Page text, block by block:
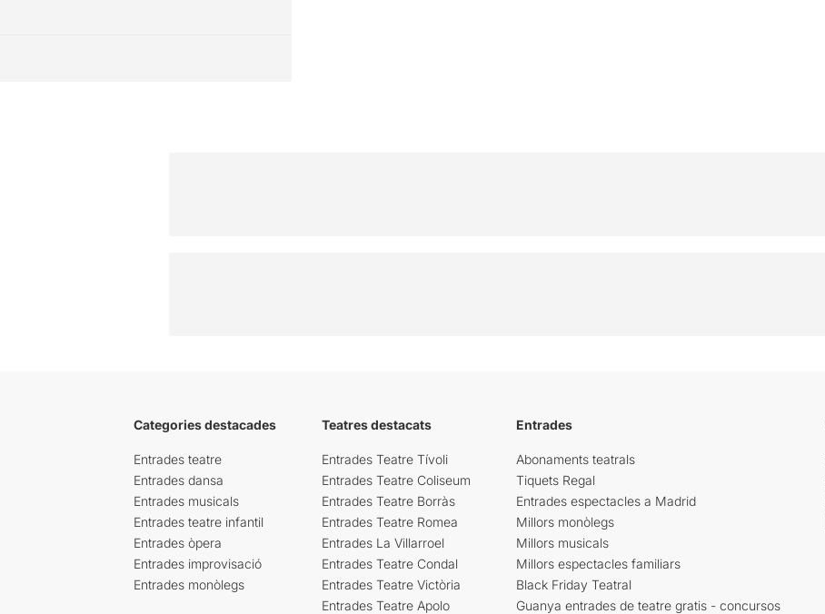
Categories destacades
Entrades teatre
Entrades dansa
Entrades musicals
Entrades teatre infantil
Entrades òpera
Entrades improvisació
Entrades monòlegs
Teatres destacats
Entrades Teatre Tívoli
Entrades Teatre Coliseum
Entrades Teatre Borràs
Entrades Teatre Romea
Entrades La Villarroel
Entrades Teatre Condal
Entrades Teatre Victòria
Entrades Teatre Apolo
Entrades
Abonaments teatrals
Tiquets Regal
Entrades espectacles a Madrid
Millors monòlegs
Millors musicals
Millors espectacles familiars
Black Friday Teatral
Guanya entrades de teatre gratis - concursos